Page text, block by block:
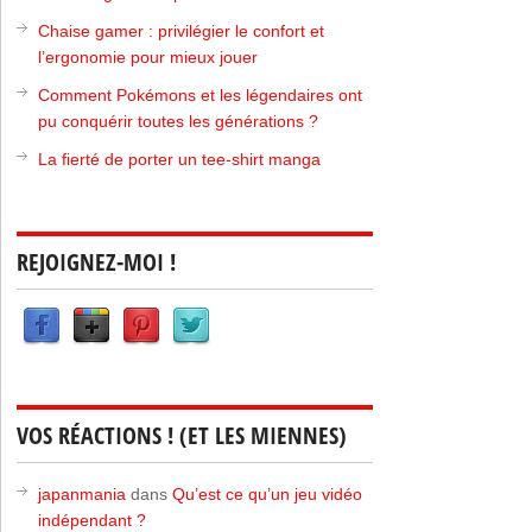
Chaise gamer : privilégier le confort et
l’ergonomie pour mieux jouer
Comment Pokémons et les légendaires ont
pu conquérir toutes les générations ?
La fierté de porter un tee-shirt manga
REJOIGNEZ-MOI !
VOS RÉACTIONS ! (ET LES MIENNES)
japanmania dansQu’est ce qu’un jeu vidéo
indépendant ?